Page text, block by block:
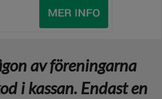
av föreningarna
i kassan. Endast en